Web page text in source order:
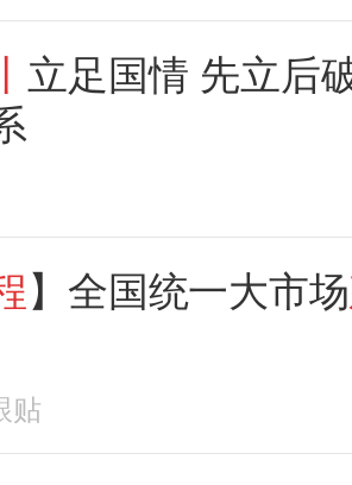
立足国情 先立后
】全国统一大市场
贴